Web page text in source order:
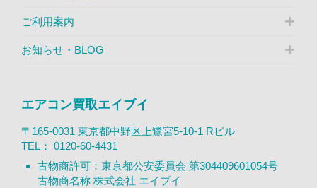
ご利用案内
お知らせ・BLOG
エアコン買取エイブイ
〒165-0031 東京都中野区上鷺宮5-10-1 Rビル
TEL： 0120-60-4431
古物商許可：東京都公安委員会 第304409601054号
古物商名称 株式会社 エイブイ